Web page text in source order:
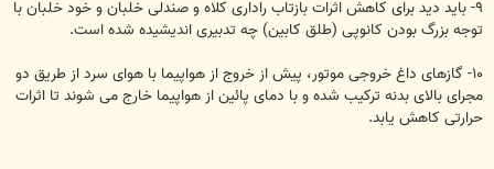
۹- باید دید برای کاهش اثرات بازتاب راداری کلاه و صندلی خلبان و خود خلبان با
توجه بزرگ بودن کانوپی (طلق کابین) چه تدبیری اندیشیده شده است.
۱۰- گازهای داغ خروجی موتور، پیش از خروج از هواپیما با هوای سرد از طریق دو
مجرای بالای بدنه ترکیب شده و با دمای پائین از هواپیما خارج می شوند تا اثرات
حرارتی کاهش یابد.